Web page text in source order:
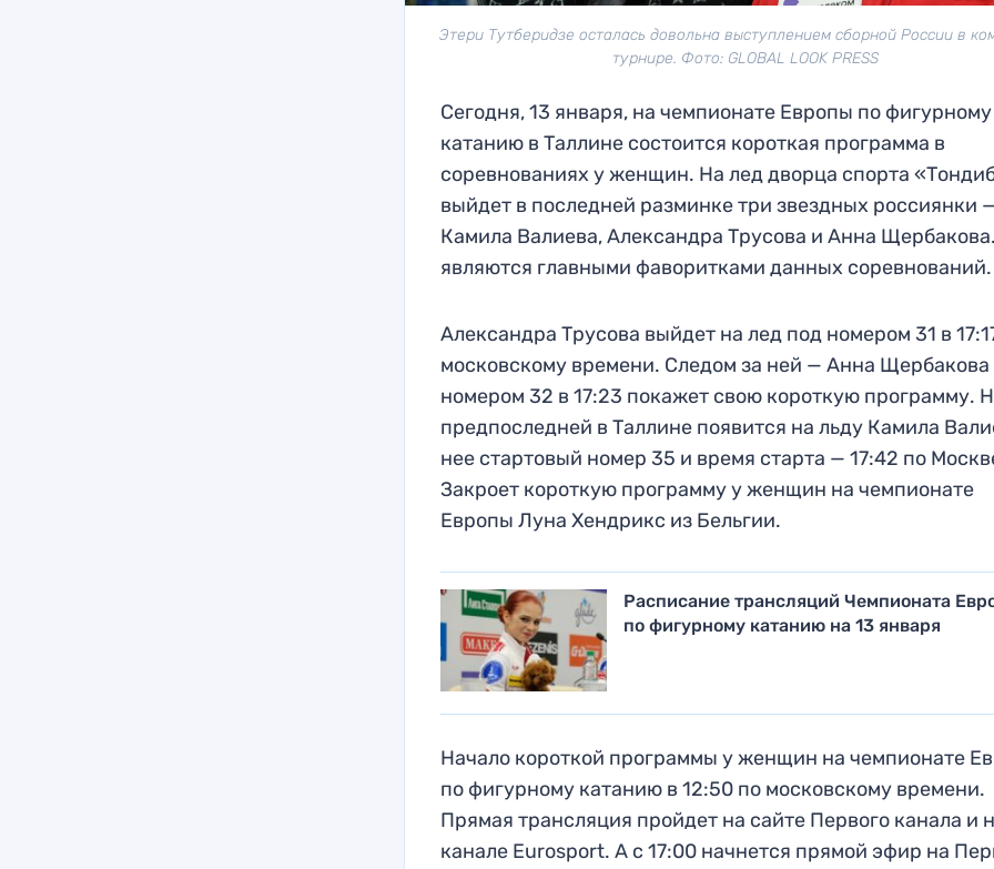
Этери Тутберидзе осталась довольна выступлением сборной России в
турнире. Фото: GLOBAL LOOK PRESS
Сегодня, 13 января, на чемпионате Европы по фигурному
катанию в Таллине состоится короткая программа в
соревнованиях у женщин. На лед дворца спорта
выйдет в последней разминке три звездных россиянки
Камила Валиева, Александра Трусова и Анна
являются главными фаворитками данных соревнований.
Александра Трусова выйдет на лед под номером 31 в
московскому времени. Следом за ней — Анна
номером 32 в 17:23 покажет свою короткую программу.
предпоследней в Таллине появится на льду Камила
нее стартовый номер 35 и время старта — 17:42 по
Закроет короткую программу у женщин на чемпионате
Европы Луна Хендрикс из Бельгии.
Расписание трансляций Чемпионата
по фигурному катанию на 13 января
Начало короткой программы у женщин на чемпионате
по фигурному катанию в 12:50 по московскому времени.
Прямая трансляция пройдет на сайте Первого канала и
канале Eurosport. А с 17:00 начнется прямой эфир на